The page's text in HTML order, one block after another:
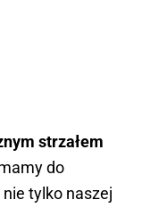
strzałem
do
tylko naszej